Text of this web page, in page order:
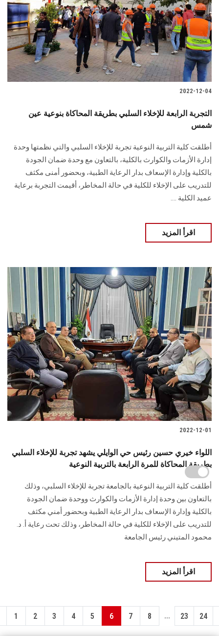
2022-12-04
التجربة الرابعة للإخلاء السلبي بطريقة المحاكاة بنوعية عين
شمس
أطلقت كلية التربية النوعية تجربة للإخلاء السلبي والتي نظمتها وحدة
إدارة الأزمات والكوارث بالكلية، بالتعاون مع وحدة ضمان الجودة
بالكلية وإدارة الإسعاف بدار الرعاية الطبية، وبحضور أمنى مكثف
للتدريب على الإخلاء للكلية في حالة المخاطر، أقيمت التجربة برعاية
عميد الكلية ....
اقرأ المزيد
2022-12-01
اللواء خيري حسين رئيس حي الوايلي يشهد تجربة للإخلاء السلبي
بطريقة المحاكاة للمرة الرابعة بالتربية النوعية
أطلقت كلية التربية النوعية بالجامعة تجربة للإخلاء السلبي، وذلك
بالتعاون بين وحدة إدارة الأزمات والكوارث ووحدة ضمان الجودة
بالكلية وإدارة الإسعاف بدار الرعاية الطبية وبحضور أمني مكثف
للتدريب على الإخلاء للكلية في حالة المخاطر، وذلك تحت رعاية أ. د.
محمود المتيني رئيس الجامعة
اقرأ المزيد
1 2 3 4 5 6 7 8 ... 23 24